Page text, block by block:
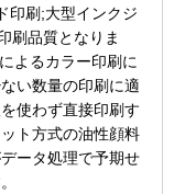
印刷;大型インクジ
刷品質となりま
よるカラー印刷に
い数量の印刷に適
使わず直接印刷す
ト方式の油性顔料
ータ処理で予期せ